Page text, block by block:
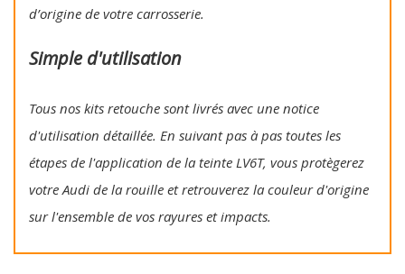
d’origine de votre carrosserie.
Simple d'utilisation
Tous nos kits retouche sont livrés avec une notice
d'utilisation détaillée. En suivant pas à pas toutes les
étapes de l'application de la teinte LV6T, vous protègerez
votre Audi de la rouille et retrouverez la couleur d'origine
sur l'ensemble de vos rayures et impacts.